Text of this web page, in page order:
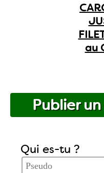
au
Publier
Qui es-tu ?